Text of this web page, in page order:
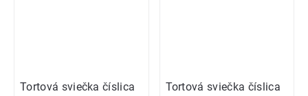
Tortová sviečka číslica
Tortová sviečka číslica